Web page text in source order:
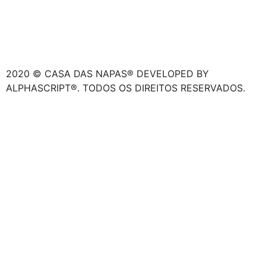
2020 © CASA DAS NAPAS® DEVELOPED BY
ALPHASCRIPT®. TODOS OS DIREITOS RESERVADOS.